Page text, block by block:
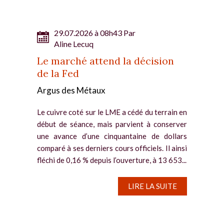
29.07.2026 à 08h43 Par
Aline Lecuq
Le marché attend la décision
de la Fed
Argus des Métaux
Le cuivre coté sur le LME a cédé du terrain en
début de séance, mais parvient à conserver
une avance d’une cinquantaine de dollars
comparé à ses derniers cours officiels. Il ainsi
fléchi de 0,16 % depuis l’ouverture, à 13 653...
LIRE LA SUITE